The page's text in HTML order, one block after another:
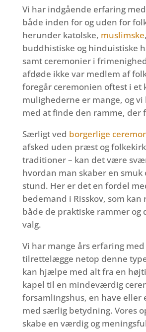
Vi har indgående erfaring
både inden for og uden for
herunder katolske, muslimske,
buddhistiske og hinduistiske
samt ceremonier i
afdøde ikke var medlem af
foregår ceremonien oftest i et
mulighederne er mange, og
med at finde den ramme, der
Særligt ved borgerlige
afsked uden præst og
traditioner – kan det være
hvordan man skaber en smuk
stund. Her er det en fordel
bedemand i Risskov, som kan
både de praktiske rammer og
valg.
Vi har mange års erfaring
tilrettelægge netop denne
kan hjælpe med alt fra en
kapel til en mindeværdig
forsamlingshus, en have eller
med særlig betydning. Vores
skabe en værdig og